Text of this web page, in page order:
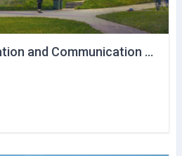
DatZB003 : Information and Communication Technologies Selected Chapters